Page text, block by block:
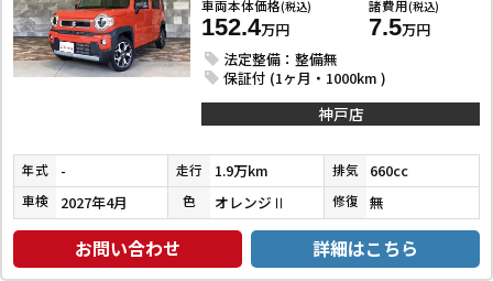
車両本体価格(税込)
152.4万円
諸費用(税込)
7.5万円
法定整備：整備無
保証付 (1ヶ月・1000km )
神戸店
年式 - 走行 1.9万km 排気 660cc
車検 2027年4月 色 オレンジⅡ 修復 無
お問い合わせ 詳細はこちら